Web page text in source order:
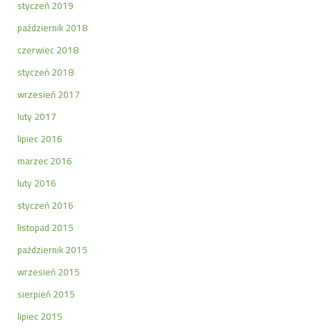
styczeń 2019
październik 2018
czerwiec 2018
styczeń 2018
wrzesień 2017
luty 2017
lipiec 2016
marzec 2016
luty 2016
styczeń 2016
listopad 2015
październik 2015
wrzesień 2015
sierpień 2015
lipiec 2015